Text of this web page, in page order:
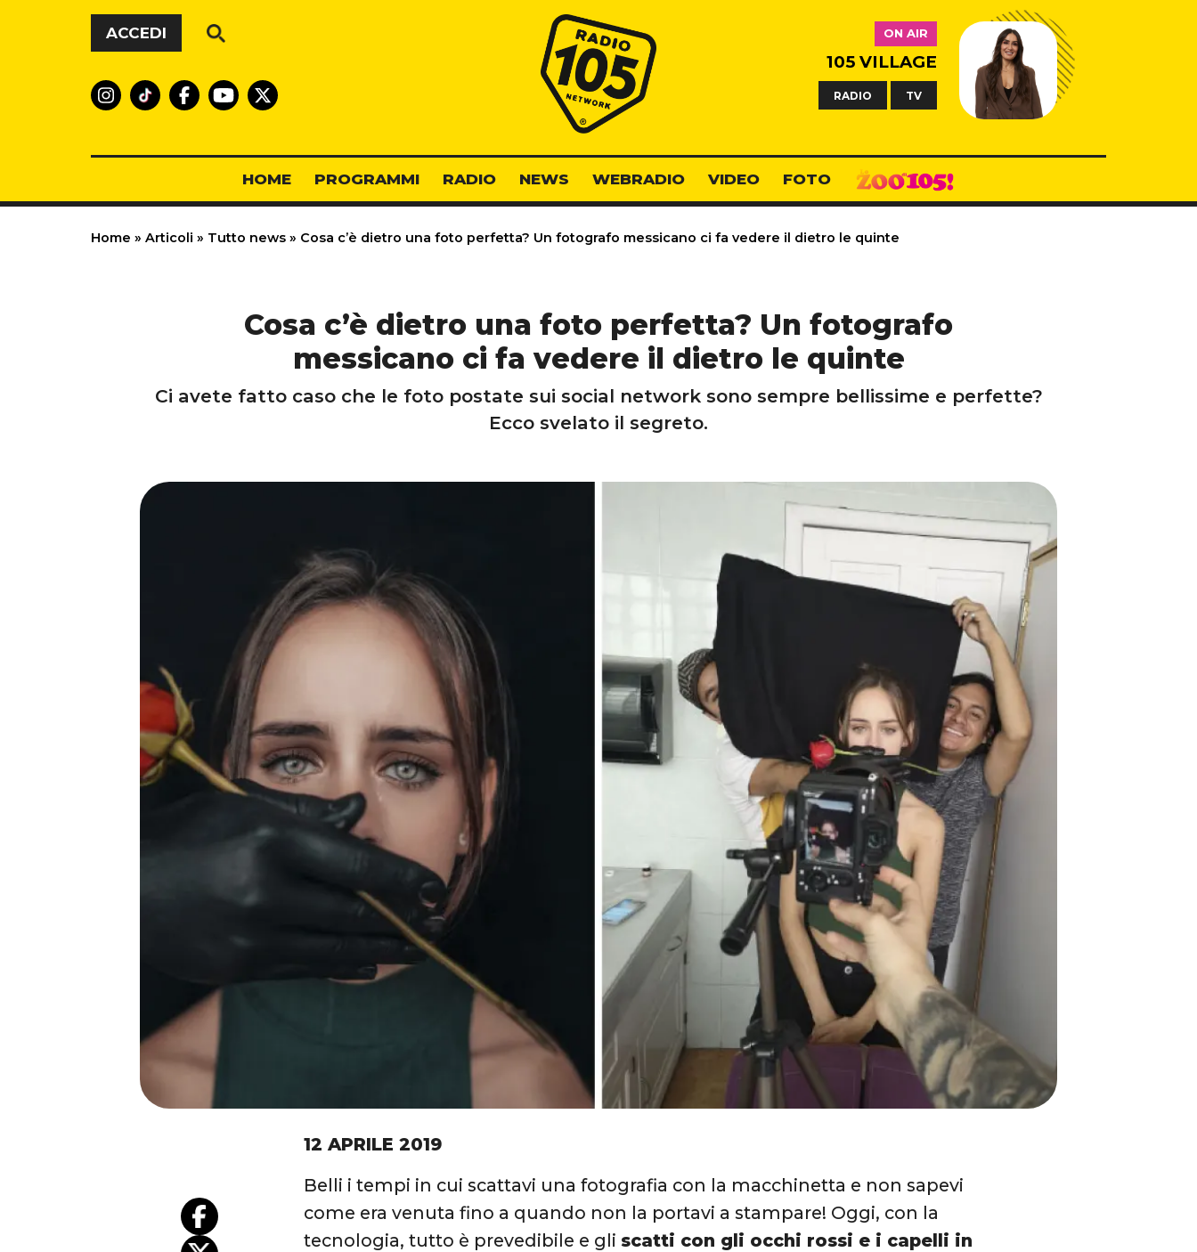
Vai al contenuto
ACCEDI
Radio 105
ON AIR
105 VILLAGE
RADIO TV
HOME PROGRAMMI RADIO NEWS WEBRADIO VIDEO FOTO
Home » Articoli » Tutto news » Cosa c’è dietro una foto perfetta? Un fotografo messicano ci fa vedere il dietro le quinte
Cosa c’è dietro una foto perfetta? Un fotografo
messicano ci fa vedere il dietro le quinte
Ci avete fatto caso che le foto postate sui social network sono sempre bellissime e perfette?
Ecco svelato il segreto.
12 APRILE 2019
Belli i tempi in cui scattavi una fotografia con la macchinetta e non sapevi
come era venuta fino a quando non la portavi a stampare! Oggi, con la
tecnologia, tutto è prevedibile e gli scatti con gli occhi rossi e i capelli in